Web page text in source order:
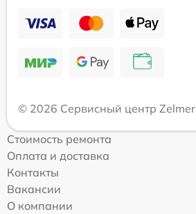
© 2026 Сервисный центр Zelmer
Стоимость ремонта
Оплата и доставка
Контакты
Вакансии
О компании